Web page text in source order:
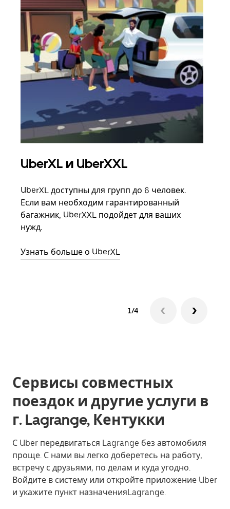
UberXL и UberXXL
UberXL доступны для групп до 6 человек.
Если вам необходим гарантированный
багажник, UberXXL подойдет для ваших
нужд.
Узнать больше о UberXL
1/4
Сервисы совместных
поездок и другие услуги в
г. Lagrange, Кентукки
С Uber передвигаться Lagrange без автомобиля
проще. С нами вы легко доберетесь на работу,
встречу с друзьями, по делам и куда угодно.
Войдите в систему или откройте приложение Uber
и укажите пункт назначенияLagrange.